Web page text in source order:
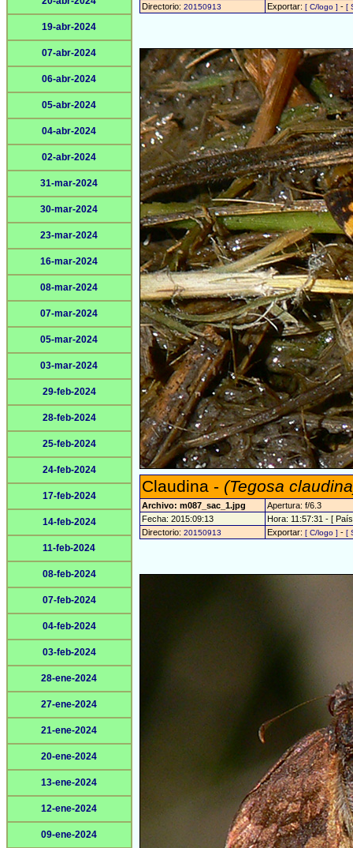
19-abr-2024
07-abr-2024
06-abr-2024
05-abr-2024
04-abr-2024
02-abr-2024
31-mar-2024
30-mar-2024
23-mar-2024
16-mar-2024
08-mar-2024
07-mar-2024
05-mar-2024
03-mar-2024
29-feb-2024
28-feb-2024
25-feb-2024
24-feb-2024
17-feb-2024
14-feb-2024
11-feb-2024
08-feb-2024
07-feb-2024
04-feb-2024
03-feb-2024
28-ene-2024
27-ene-2024
21-ene-2024
20-ene-2024
13-ene-2024
12-ene-2024
09-ene-2024
Directorio: 20150913 Exportar: [ C/logo ] - [
Claudina - (Tegosa
Archivo: m087_sac_1.jpg
Apertura: f/6.3
Fecha: 2015:09:13
Hora: 11:57:31 - [
Directorio: 20150913 Exportar: [ C/logo ] - [